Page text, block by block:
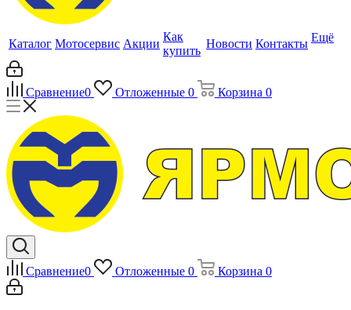
Каталог Мотосервис Акции
Как
купить
Новости Контакты Ещё
Сравнение0 Отложенные 0 Корзина 0
Сравнение0 Отложенные 0 Корзина 0